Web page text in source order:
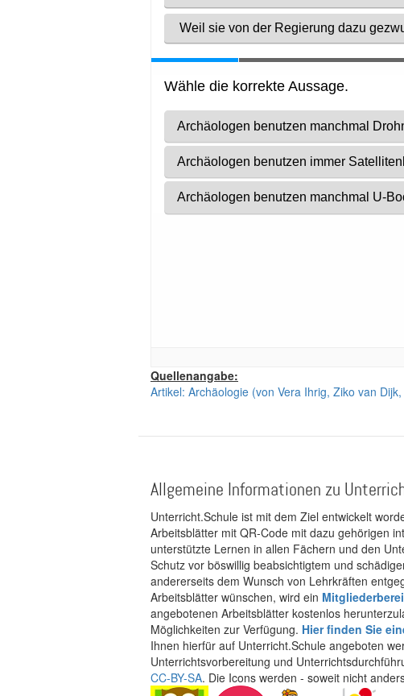
Quellenangabe:
Artikel: Archäologie (von Vera Ihrig, Ziko van
Allgemeine Informationen zu
Unterricht.Schule ist mit dem Ziel entwickelt
Arbeitsblätter mit QR-Code mit dazu gehörigen
unterstützte Lernen in allen Fächern und den
Schutz vor böswillig beabsichtigtem und
andererseits dem Wunsch von Lehrkräften
Arbeitsblätter wünschen, wird ein
angebotenen Arbeitsblätter kostenlos
Möglichkeiten zur Verfügung. Hier finden Sie
Ihnen hierfür auf Unterricht.Schule angeboten
Unterrichtsvorbereitung und
CC-BY-SA. Die Icons werden - soweit nicht